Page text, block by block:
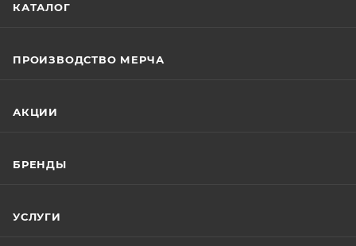
КАТАЛОГ
ПРОИЗВОДСТВО МЕРЧА
АКЦИИ
БРЕНДЫ
УСЛУГИ